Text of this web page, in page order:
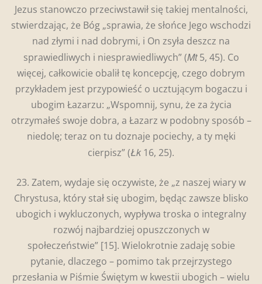
Jezus stanowczo przeciwstawił się takiej mentalności,
stwierdzając, że Bóg „sprawia, że słońce Jego wschodzi
nad złymi i nad dobrymi, i On zsyła deszcz na
sprawiedliwych i niesprawiedliwych” (Mt5, 45). Co
więcej, całkowicie obalił tę koncepcję, czego dobrym
przykładem jest przypowieść o ucztującym bogaczu i
ubogim Łazarzu: „Wspomnij, synu, że za życia
otrzymałeś swoje dobra, a Łazarz w podobny sposób –
niedolę; teraz on tu doznaje pociechy, a ty męki
cierpisz” (Łk 16, 25).
23. Zatem, wydaje się oczywiste, że „z naszej wiary w
Chrystusa, który stał się ubogim, będąc zawsze blisko
ubogich i wykluczonych, wypływa troska o integralny
rozwój najbardziej opuszczonych w
społeczeństwie” [15]. Wielokrotnie zadaję sobie
pytanie, dlaczego – pomimo tak przejrzystego
przesłania w Piśmie Świętym w kwestii ubogich – wielu